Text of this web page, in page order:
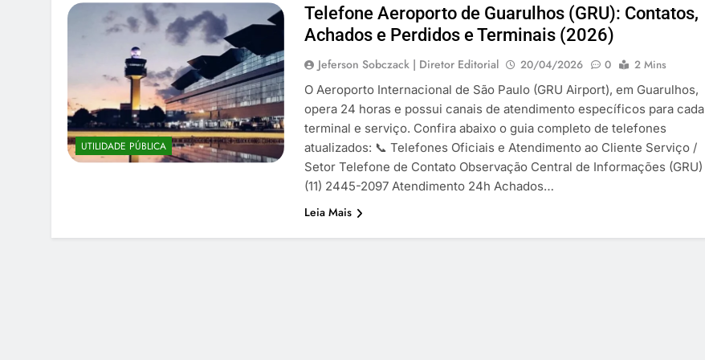
UTILIDADE PÚBLICA
Telefone Aeroporto de Guarulhos (GRU): Contatos,
Achados e Perdidos e Terminais (2026)
Jeferson Sobczack | Diretor Editorial 20/04/2026 0
2 Mins
O Aeroporto Internacional de São Paulo (GRU Airport), em Guarulhos,
opera 24 horas e possui canais de atendimento específicos para cada
terminal e serviço. Confira abaixo o guia completo de telefones
atualizados: 📞 Telefones Oficiais e Atendimento ao Cliente Serviço /
Setor Telefone de Contato Observação Central de Informações (GRU)
(11) 2445-2097 Atendimento 24h Achados…
Leia Mais